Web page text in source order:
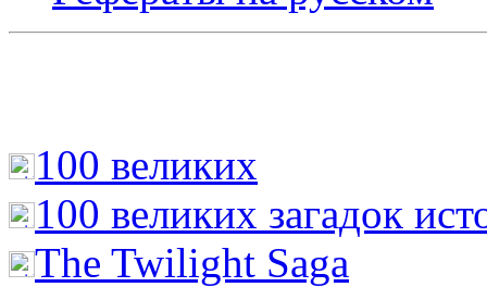
100 великих
100 великих загадок
The Twilight Saga